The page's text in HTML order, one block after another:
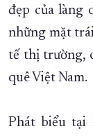
đẹp của làng
những mặt
tế thị trường,
quê Việt Nam.
Phát biểu tại